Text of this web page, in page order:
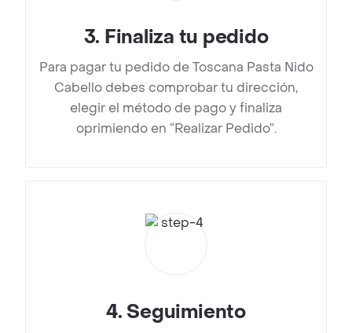
3. Finaliza tu pedido
Para pagar tu pedido de Toscana Pasta Nido
Cabello debes comprobar tu dirección,
elegir el método de pago y finaliza
oprimiendo en “Realizar Pedido”.
4. Seguimiento